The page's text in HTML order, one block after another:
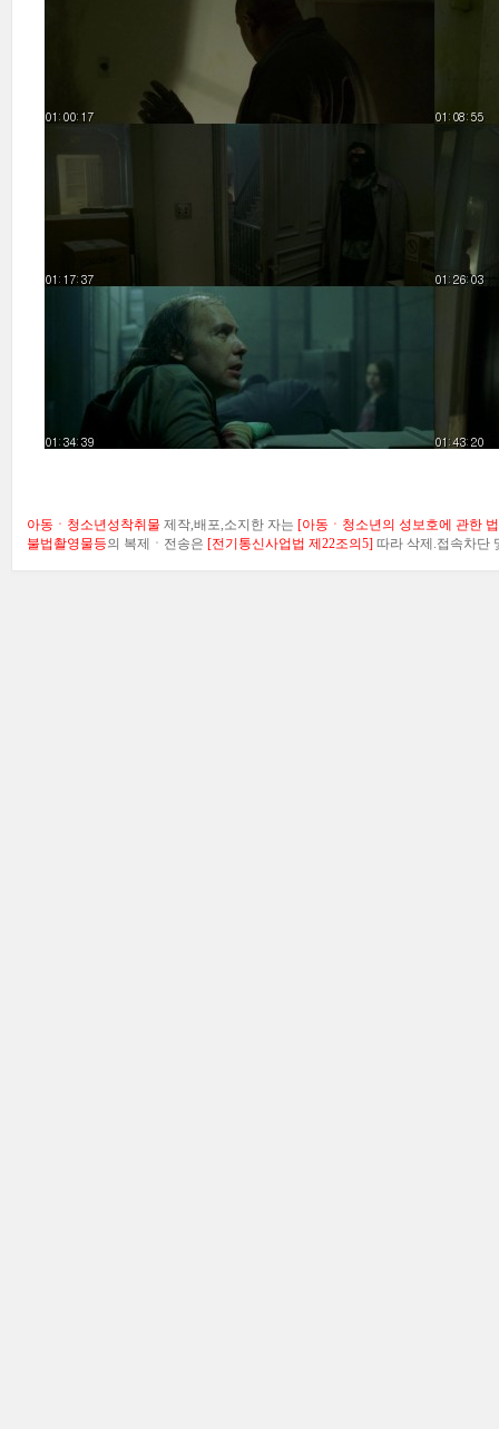
아동ㆍ청소년성착취물 제작,배포,소지한 자는 [아동ㆍ청소년의 성보호에 관한
불법촬영물등의 복제ㆍ전송은 [전기통신사업법 제22조의5] 따라 삭제.접속차단